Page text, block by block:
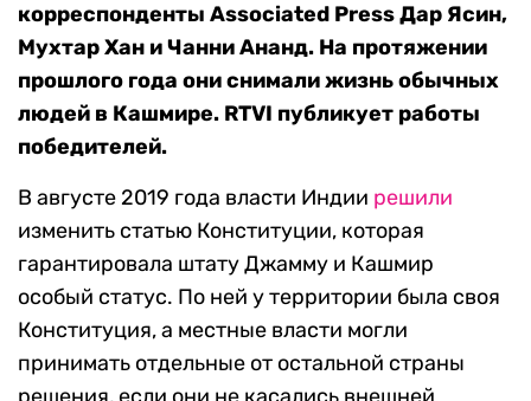
корреспонденты Associated Press Дар Ясин,
Мухтар Хан и Чанни Ананд. На протяжении
прошлого года они снимали жизнь обычных
людей в Кашмире. RTVI публикует работы
победителей.
В августе 2019 года власти Индии решили
изменить статью Конституции, которая
гарантировала штату Джамму и Кашмир
особый статус. По ней у территории была своя
Конституция, а местные власти могли
принимать отдельные от остальной страны